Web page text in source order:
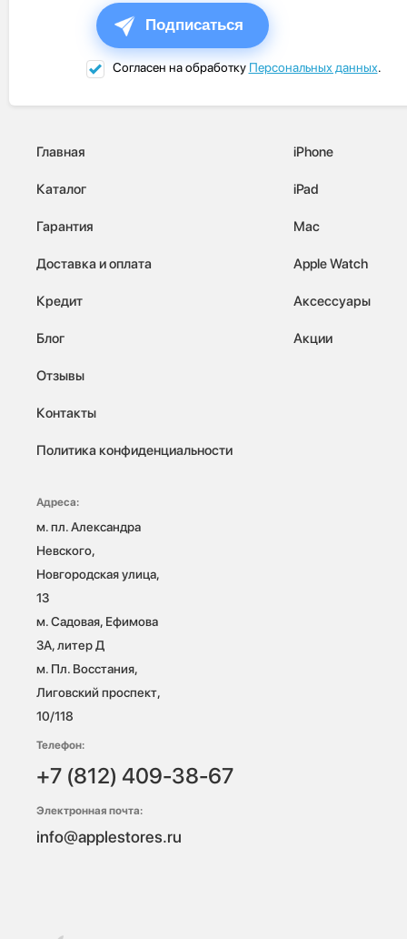
Подписаться
Согласен на обработку Персональных данных.
Главная
Каталог
Гарантия
Доставка и оплата
Кредит
Блог
Отзывы
Контакты
Политика конфиденциальности
iPhone
iPad
Mac
Apple Watch
Аксессуары
Акции
Адреса:
м. пл. Александра
Невского,
Новгородская улица,
13
м. Садовая, Ефимова
3А, литер Д
м. Пл. Восстания,
Лиговский проспект,
10/118
Телефон:
+7 (812) 409-38-67
Электронная почта:
info@applestores.ru